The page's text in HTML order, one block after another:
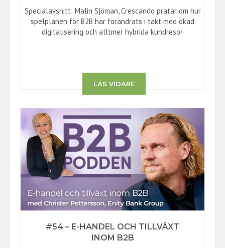
Specialavsnitt: Malin Sjöman, Crescando pratar om hur
spelplanen för B2B har förändrats i takt med ökad
digitalisering och alltmer hybrida kundresor.
LÄS VIDARE
#54 – E-HANDEL OCH TILLVÄXT
INOM B2B